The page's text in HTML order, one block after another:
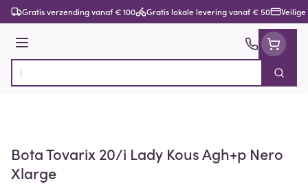
Ga naar de inhoud
Gratis verzending vanaf € 100 Gratis lokale levering vanaf € 50
Menu
Product, merk, categorie...
Zoek
Bota Tovarix 20/i Lady Kous Agh+p Nero
Xlarge